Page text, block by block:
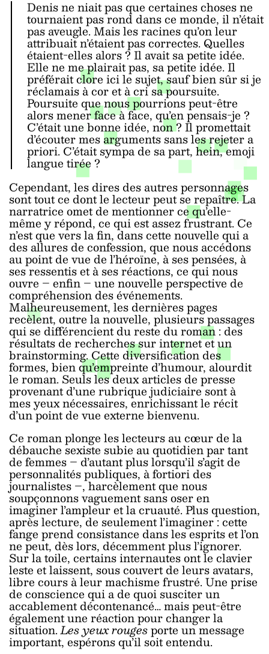
Denis ne niait pas que certaines choses ne
tournaient pas rond dans ce monde, il n’était
pas aveugle. Mais les racines qu’on leur
attribuait n’étaient pas correctes. Quelles
étaient-elles alors ? Il avait sa petite idée.
Elle ne me plairait pas, sa petite idée. Il
préférait clore ici le sujet, sauf bien sûr si je
réclamais à cor et à cri sa poursuite.
Poursuite que nous pourrions peut-être
alors mener face à face, qu’en pensais-je ?
C’était une bonne idée, non ? Il promettait
d’écouter mes arguments sans les rejeter a
priori. C’était sympa de sa part, hein, emoji
langue tirée ?
Cependant, les dires des autres personnages
sont tout ce dont le lecteur peut se repaître. La
narratrice omet de mentionner ce qu’elle-
même y répond, ce qui est assez frustrant. Ce
n’est que vers la fin, dans cette nouvelle qui a
des allures de confession, que nous accédons
au point de vue de l’héroïne, à ses pensées, à
ses ressentis et à ses réactions, ce qui nous
ouvre – enfin – une nouvelle perspective de
compréhension des événements.
Malheureusement, les dernières pages
recèlent, outre la nouvelle, plusieurs passages
qui se différencient du reste du roman : des
résultats de recherches sur internet et un
brainstorming. Cette diversification des
formes, bien qu’empreinte d’humour, alourdit
le roman. Seuls les deux articles de presse
provenant d’une rubrique judiciaire sont à
mes yeux nécessaires, enrichissant le récit
d’un point de vue externe bienvenu.
Ce roman plonge les lecteurs au cœur de la
débauche sexiste subie au quotidien par tant
de femmes – d’autant plus lorsqu’il s’agit de
personnalités publiques, à fortiori des
journalistes –, harcèlement que nous
soupçonnons vaguement sans oser en
imaginer l’ampleur et la cruauté. Plus question,
après lecture, de seulement l’imaginer : cette
fange prend consistance dans les esprits et l’on
ne peut, dès lors, décemment plus l’ignorer.
Sur la toile, certains internautes ont le clavier
leste et laissent, sous couvert de leurs avatars,
libre cours à leur machisme frustré. Une prise
de conscience qui a de quoi susciter un
accablement décontenancé… mais peut-être
également une réaction pour changer la
situation.Les yeux rougesporte un message
important, espérons qu’il soit entendu.